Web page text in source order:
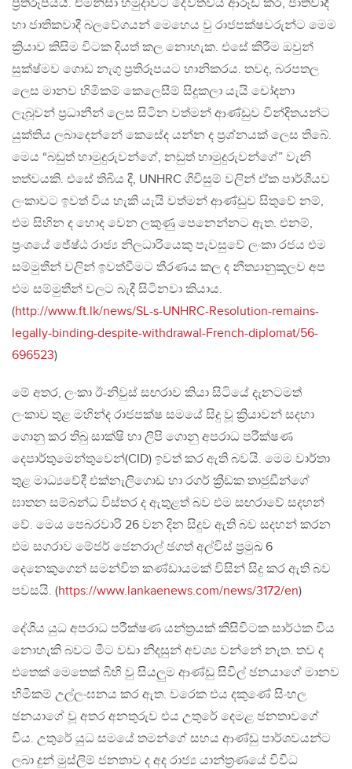
ප්‍රතිරූපයයි. එමනිසා හමුදාවට දේවත්වය ආරූඩ කර, ජාතිවාදී
හා ජාතිකවාදී බලවේගයන් මෙහෙය වු රාජපක්ෂවරුන්ට මෙම
ක්‍රියාව කිසිම විටක දියත් කල නොහැක. එසේ කිරීම ඔවුන්
සුක්ෂ්මව ගොඩ නැගු ප්‍රතිරූපයට හානිකරය. තවද, බරපතල
ලෙස මානව හිමිකම් කෙලෙසීම් සිදූකලා යැයි චෝදනා
ලෑබූවන් ප්‍රධානීන් ලෙස සිටින වත්මන් ආණ්ඩුව වින්දිතයන්ට
යුක්තිය ලබාදෙන්නේ කෙසේද යන්න ද ප්‍රශ්නයක් ලෙස තිබේ.
මෙය “බඩුත් හාමුදුරුවන්ගේ, නඩුත් හාමුදුරුවන්ගේ” වැනි
තත්වයකි. එසේ තිබිය දී, UNHRC ගිවිසුම් වලින් ඒක පාර්ශීයව
ලංකාවට ඉවත් විය හැකි යැයි වත්මන් ආණ්ඩුව සිතුවේ නම්,
එම සිහින ද හොද වෙන ලකුණු පෙනෙන්නට ඇත. එනම්,
ප්‍රංශයේ ජේෂ්ඨ රාජ්‍ය නිලධාරියෙකු පැවසුවේ ලංකා රජය එම
සම්මුතීන් වලින් ඉවත්වීමට තීරණය කල ද නීත්‍යානුකූලව අප
එම සම්මුතීන් වලට බැදී සිටිනවා කියාය.
(http://www.ft.lk/news/SL-s-UNHRC-Resolution-remains-
legally-binding-despite-withdrawal-French-diplomat/56-
696523)
මේ අතර, ලංකා ඊ-නිවුස් සඟරාව කියා සිටියේ දැනටමත්
ලංකාව තුළ මහින්ද රාජපක්ෂ සමයේ සිදු වූ ක්‍රියාවන් සදහා
ගොනු කර තිබු සාක්ෂි හා ලිපි ගොනු අපරාධ පරීක්ෂණ
දෙපාර්තුමෙන්තුවෙන්(CID) ඉවත් කර ඇති බවයි. මෙම වාර්තා
තුළ මාධ්‍යවේදී එක්නැලිගොඩ හා රගර් ක්‍රීඩක තාජුඩීන්ගේ
ඝාතන සම්බන්ධ විස්තර ද ඇතුළත් බව එම සඟරාවේ සදහන්
වේ. මෙය පෙබරවාරි 26 වන දින සිදුව ඇති බව සදහන් කරන
එම සගරාව මේජර් ජෙනරාල් ඡගත් අල්විස් ප්‍රමුඛ 6
දෙනෙකුගෙන් සමන්විත කණ්ඩායමක් විසින් සිදු කර ඇති බව
පවසයි. (https://www.lankaenews.com/news/3172/en)
දේශිය යුධ අපරාධ පරීක්ෂණ යන්ත්‍රයක් කිසිවිටක සාර්ථක විය
නොහැකි බවට මීට වඩා නිදසුන් අවශ්‍ය වන්නේ නැත. තව ද
එතෙක් මෙතෙක් බිහි වු සියලුම ආණ්ඩු සිවිල් ඡනයාගේ මානව
හිමිකම් උල්ලංඝනය කර ඇත. වරෙක එය දකුණේ සිංහල
ඡනයාගේ වූ අතර අනතුරුව එය උතුරේ දෙමළ ඡනතාවගේ
විය. උතුරේ යුධ සමයේ තමන්ගේ සහය ආණ්ඩු පාර්ශවයන්ට
ලබා දුන් මුස්ලිම් ජනතාව ද අද රාජ්‍ය යාන්ත්‍රණයේ විවිධ